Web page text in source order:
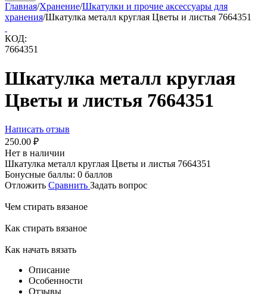
Главная/Хранение/Шкатулки и прочие аксессуары для
хранения/Шкатулка металл круглая Цветы и листья 7664351
КОД:
7664351
Шкатулка металл круглая
Цветы и листья 7664351
Написать отзыв
250.00 ₽
Нет в наличии
Шкатулка металл круглая Цветы и листья 7664351
Бонусные баллы: 0 баллов
Отложить Сравнить Задать вопрос
Чем стирать вязаное
Как стирать вязаное
Как начать вязать
Описание
Особенности
Отзывы